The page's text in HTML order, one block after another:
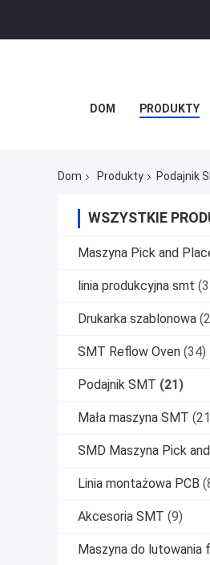
DOM PRODUKTY
Dom Produkty Podajnik
WSZYSTKIE
Maszyna Pick and
linia produkcyjna smt
Drukarka szablonowa
SMT Reflow Oven (34)
Podajnik SMT (21)
Mała maszyna SMT
SMD Maszyna Pick
Linia montażowa PCB
Akcesoria SMT (9)
Maszyna do lutowania